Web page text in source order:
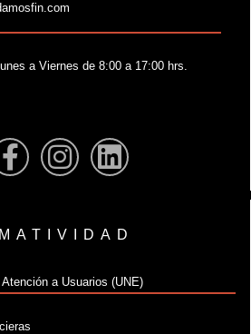
a Viernes de 8:00 a 17:00 hrs.
a Usuarios (UNE)